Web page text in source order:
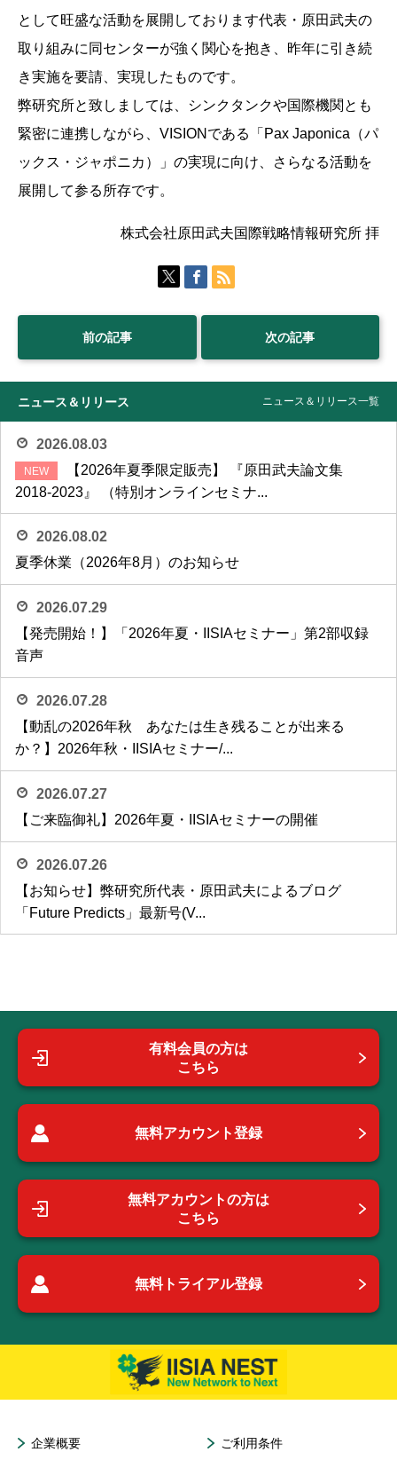
として旺盛な活動を展開しております代表・原田武夫の
取り組みに同センターが強く関心を抱き、昨年に引き続
き実施を要請、実現したものです。
弊研究所と致しましては、シンクタンクや国際機関とも
緊密に連携しながら、VISIONである「Pax Japonica（パ
ックス・ジャポニカ）」の実現に向け、さらなる活動を
展開して参る所存です。
株式会社原田武夫国際戦略情報研究所 拝
前の記事 次の記事
ニュース＆リリース ニュース＆リリース一覧
2026.08.03
【2026年夏季限定販売】 『原田武夫論文集
2018-2023』 （特別オンラインセミナ...
2026.08.02
夏季休業（2026年8月）のお知らせ
2026.07.29
【発売開始！】「2026年夏・IISIAセミナー」第2部収録
音声
2026.07.28
【動乱の2026年秋 あなたは生き残ることが出来る
か？】2026年秋・IISIAセミナー/...
2026.07.27
【ご来臨御礼】2026年夏・IISIAセミナーの開催
2026.07.26
【お知らせ】弊研究所代表・原田武夫によるブログ
「Future Predicts」最新号(V...
有料会員の方は
こちら
無料アカウント登録
無料アカウントの方は
こちら
無料トライアル登録
企業概要 ご利用条件